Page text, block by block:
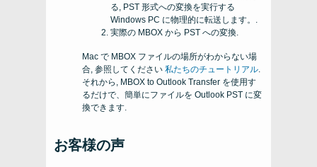
る, PST 形式への変換を実行する
Windows PC に物理的に転送します。.
実際の MBOX から PST への変換.
Mac で MBOX ファイルの場所がわからない場
合, 参照してください 私たちのチュートリアル
それから, MBOX to Outlook Transfer を使用す
るだけで、簡単にファイルを Outlook PST に変
換できます.
お客様の声